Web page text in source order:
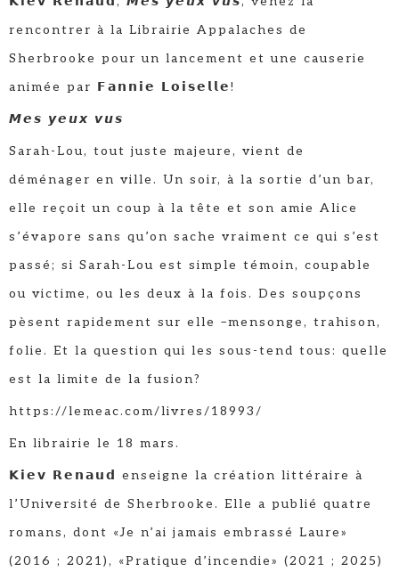
rencontrer à la Librairie Appalaches de
Sherbrooke pour un lancement et une causerie
animée par 𝗙𝗮𝗻𝗻𝗶𝗲 𝗟𝗼𝗶𝘀𝗲𝗹𝗹𝗲!
𝙈𝙚𝙨 𝙮𝙚𝙪𝙭 𝙫𝙪𝙨
Sarah-Lou, tout juste majeure, vient de
déménager en ville. Un soir, à la sortie d’un bar,
elle reçoit un coup à la tête et son amie Alice
s’évapore sans qu’on sache vraiment ce qui s’est
passé; si Sarah-Lou est simple témoin, coupable
ou victime, ou les deux à la fois. Des soupçons
pèsent rapidement sur elle –mensonge, trahison,
folie. Et la question qui les sous-tend tous: quelle
est la limite de la fusion?
https://lemeac.com/livres/18993/
En librairie le 18 mars.
𝗞𝗶𝗲𝘃 𝗥𝗲𝗻𝗮𝘂𝗱 enseigne la création littéraire à
l’Université de Sherbrooke. Elle a publié quatre
romans, dont «Je n’ai jamais embrassé Laure»
(2016 ; 2021), «Pratique d’incendie» (2021 ; 2025)